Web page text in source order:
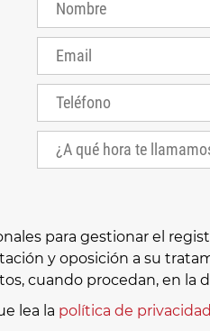
para gestionar el
y oposición a su
cuando procedan, en la
lea la política de privacidad